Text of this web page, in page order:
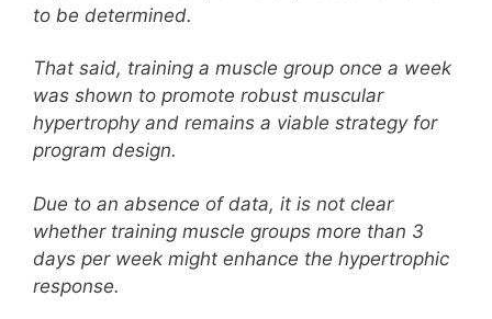
to be determined.
That said, training a muscle group once a week
was shown to promote robust muscular
hypertrophy and remains a viable strategy for
program design.
Due to an absence of data, it is not clear
whether training muscle groups more than 3
days per week might enhance the hypertrophic
response.